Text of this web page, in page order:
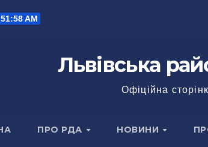
AM
Львівська
Офіційна
ПРО РДА НОВИНИ